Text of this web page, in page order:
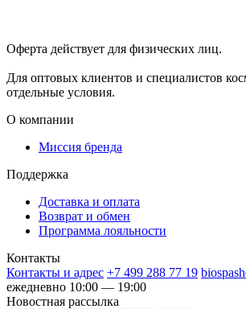
Оферта действует для физических лиц.
Для оптовых клиентов и специалистов
отдельные условия.
О компании
Миссия бренда
Поддержка
Доставка и оплата
Возврат и обмен
Программа лояльности
Контакты
Контакты и адрес +7 499 288 77 19
ежедневно 10:00 — 19:00
Новостная рассылка